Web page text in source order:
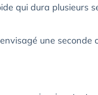
qui dura plusieurs
une seconde